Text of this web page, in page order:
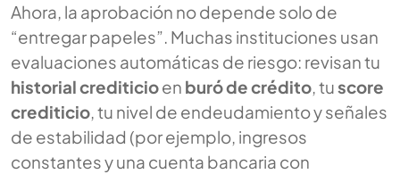
Ahora, la aprobación no depende solo de
“entregar papeles”. Muchas instituciones usan
evaluaciones automáticas de riesgo: revisan tu
historial crediticioen buró de crédito, tuscore
crediticio, tu nivel de endeudamiento y señales
de estabilidad (por ejemplo, ingresos
constantes y una cuenta bancaria con